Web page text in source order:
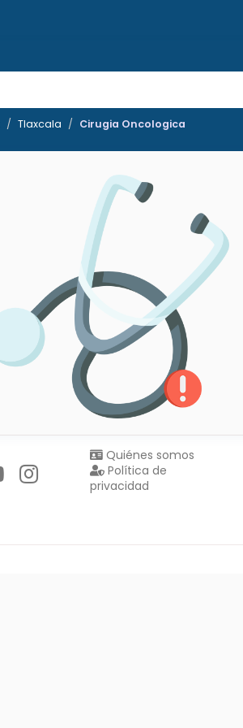
Tlaxcala Cirugia Oncologica
Quiénes somos
Política de
privacidad